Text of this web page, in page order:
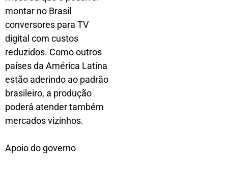
montar no Brasil
conversores para TV
digital com custos
reduzidos. Como outros
países da América Latina
estão aderindo ao padrão
brasileiro, a produção
poderá atender também
mercados vizinhos.
Apoio do governo